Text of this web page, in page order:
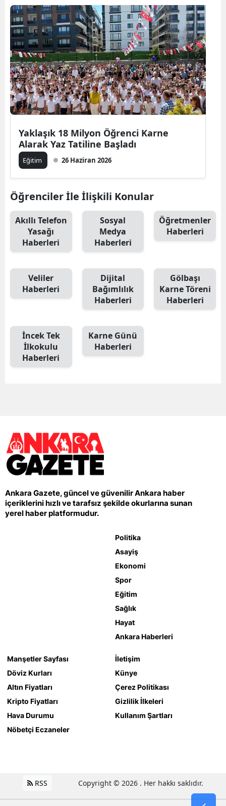
Yaklaşık 18 Milyon Öğrenci Karne
Alarak Yaz Tatiline Başladı
Eğitim 26 Haziran 2026
Öğrenciler İle İlişkili Konular
Akıllı Telefon
Yasağı
Haberleri
Sosyal
Medya
Haberleri
Öğretmenler
Haberleri
Veliler
Haberleri
Dijital
Bağımlılık
Haberleri
Gölbaşı
Karne Töreni
Haberleri
İncek Tek
İlkokulu
Haberleri
Karne Günü
Haberleri
Ankara Gazete, güncel ve güvenilir Ankara haber
içeriklerini hızlı ve tarafsız şekilde okurlarına sunan
yerel haber platformudur.
Politika
Asayiş
Ekonomi
Spor
Eğitim
Sağlık
Hayat
Ankara Haberleri
Manşetler Sayfası
Döviz Kurları
Altın Fiyatları
Kripto Fiyatları
Hava Durumu
Nöbetçi Eczaneler
İletişim
Künye
Çerez Politikası
Gizlilik İlkeleri
Kullanım Şartları
RSS Copyright © 2026 . Her hakkı saklıdır.